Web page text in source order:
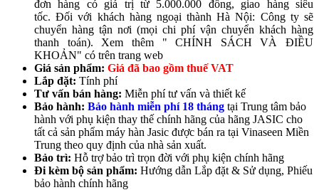
đơn hàng có giá trị từ 5.000.000 đồng, giao hàng siêu
tốc. Đối với khách hàng ngoại thành Hà Nội: Công ty sẽ
chuyển hàng tận nơi (mọi chi phí vận chuyển khách hàng
thanh toán). Xem thêm " CHÍNH SÁCH VÀ ĐIỀU
KHOẢN" có trên trang web
Giá sản phẩm: Giá đã bao gồm thuế VAT
Lắp đặt: Tính phí
Tư vấn bán hàng: Miễn phí tư vấn và thiết kế
Bảo hành: Bảo hành miễn phí 18 tháng tại Trung tâm bảo
hành với phụ kiện thay thế chính hãng của hãng JASIC cho
tất cả sản phẩm máy hàn Jasic được bán ra tại Vinaseen Miền
Trung theo quy định của nhà sản xuất.
Bảo trì: Hỗ trợ bảo trì trọn đời với phụ kiện chính hãng
Đi kèm bộ sản phẩm: Hướng dẫn Lắp đặt & Sử dụng, Phiếu
bảo hành chính hãng